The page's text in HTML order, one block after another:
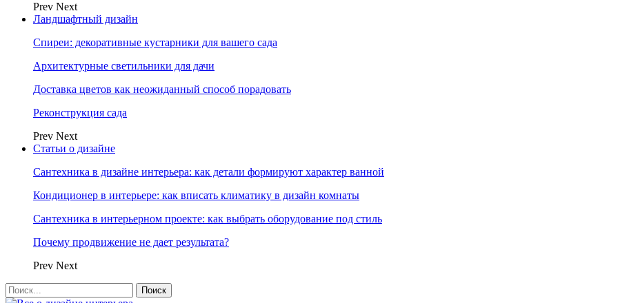
Prev Next
Ландшафтный дизайн
Спиреи: декоративные кустарники для вашего сада
Архитектурные светильники для дачи
Доставка цветов как неожиданный способ порадовать
Реконструкция сада
Prev Next
Статьи о дизайне
Сантехника в дизайне интерьера: как детали формируют характер ванной
Кондиционер в интерьере: как вписать климатику в дизайн комнаты
Сантехника в интерьерном проекте: как выбрать оборудование под стиль
Почему продвижение не дает результата?
Prev Next